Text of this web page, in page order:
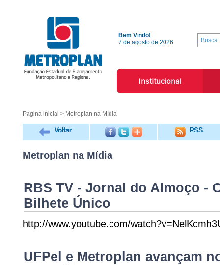
Bem Vindo!
7 de agosto de 2026
Institucional
Página inicial > Metroplan na Mídia
Voltar RSS
Metroplan na Mídia
RBS TV - Jornal do Almoço -
Bilhete Único
http://www.youtube.com/
UFPel e Metroplan avançam